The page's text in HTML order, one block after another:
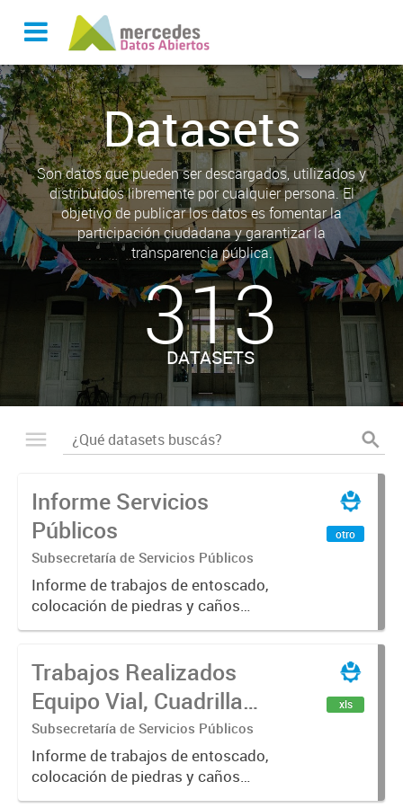
Datasets
Son datos que pueden ser descargados, utilizados y
distribuidos libremente por cualquier persona. El
objetivo de publicar los datos es fomentar la
participación ciudadana y garantizar la
transparencia pública.
313
DATASETS
Informe Servicios
Públicos
Subsecretaría de Servicios Públicos
Informe de trabajos de entoscado,
colocación de piedras y caños
(zanjeo - cruce de calles) Informe
construcción, colocación de tapa
registro, reparación...
otro
Trabajos Realizados
Equipo Vial, Cuadrilla
Bacheo, Servicio
Eléctrico - Noviembre
2021
Subsecretaría de Servicios Públicos
Informe de trabajos de entoscado,
colocación de piedras y caños
(zanjeo - cruce de calles) Informe
xls